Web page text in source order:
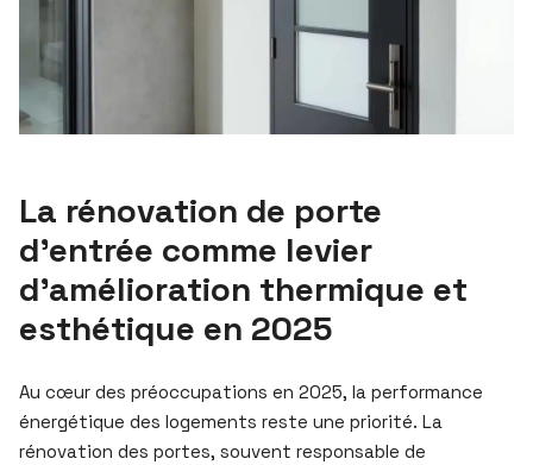
La rénovation de porte
d’entrée comme levier
d’amélioration thermique et
esthétique en 2025
Au cœur des préoccupations en 2025, la performance
énergétique des logements reste une priorité. La
rénovation des portes, souvent responsable de